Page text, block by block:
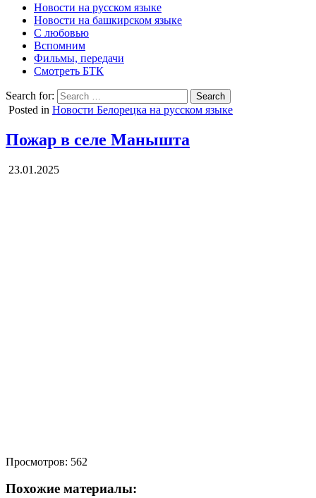
Новости на русском языке
Новости на башкирском языке
С любовью
Вспомним
Фильмы, передачи
Смотреть БТК
Search for:
Posted in Новости Белорецка на русском языке
Пожар в селе Манышта
23.01.2025
Просмотров: 562
Похожие материалы: